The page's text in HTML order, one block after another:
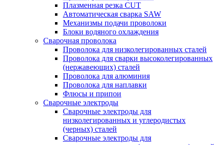
Плазменная резка CUT
Автоматическая сварка SAW
Механизмы подачи проволоки
Блоки водяного охлаждения
Сварочная проволока
Проволока для низколегированных сталей
Проволока для сварки высоколегированных
(нержавеющих) сталей
Проволока для алюминия
Проволока для наплавки
Флюсы и припои
Сварочные электроды
Сварочные электроды для
низколегированных и углеродистых
(черных) сталей
Сварочные электроды для